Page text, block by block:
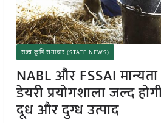
राज्य कृषि समाचार (STATE NEWS)
NABL और FSSAI मान्यता
डेयरी प्रयोगशाला जल्द
दूध और दुग्ध उत्पाद